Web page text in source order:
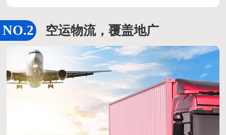
空运物流，覆盖地广